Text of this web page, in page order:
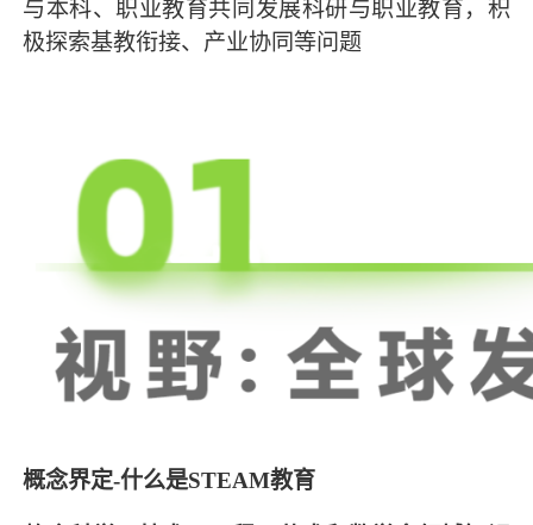
与本科、职业教育共同发展科研与职业教育，积
极探索基教衔接、产业协同等问题
概念界定-什么是STEAM教育